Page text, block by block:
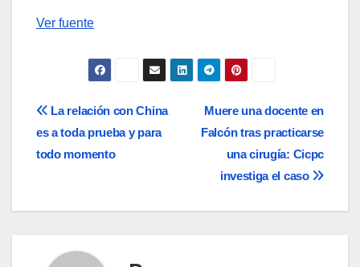
Ver fuente
Navegación
de
Muere una docente en
Falcón tras practicarse
una cirugía: Cicpc
investiga el caso
La relación con China
es a toda prueba y para
todo momento